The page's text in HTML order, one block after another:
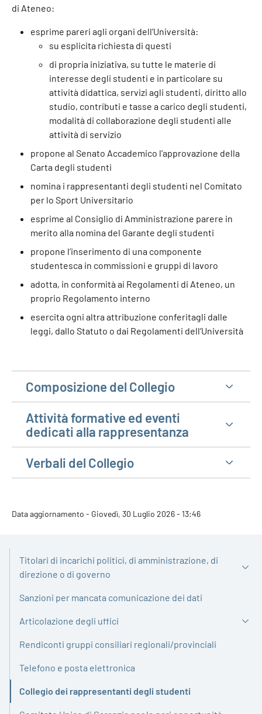
di Ateneo:
esprime pareri agli organi dell’Università:
su esplicita richiesta di questi
di propria iniziativa, su tutte le materie di
interesse degli studenti e in particolare su
attività didattica, servizi agli studenti, diritto allo
studio, contributi e tasse a carico degli studenti,
modalità di collaborazione degli studenti alle
attività di servizio
propone al Senato Accademico l’approvazione della
Carta degli studenti
nomina i rappresentanti degli studenti nel Comitato
per lo Sport Universitario
esprime al Consiglio di Amministrazione parere in
merito alla nomina del Garante degli studenti
propone l’inserimento di una componente
studentesca in commissioni e gruppi di lavoro
adotta, in conformità ai Regolamenti di Ateneo, un
proprio Regolamento interno
esercita ogni altra attribuzione conferitagli dalle
leggi, dallo Statuto o dai Regolamenti dell’Università
Composizione del Collegio
Attività formative ed eventi
dedicati alla rappresentanza
Verbali del Collegio
Data aggiornamento - Giovedì, 30 Luglio 2026 - 13:46
Titolari di incarichi politici, di amministrazione, di
direzione o di governo
Sanzioni per mancata comunicazione dei dati
Articolazione degli uffici
Rendiconti gruppi consiliari regionali/provinciali
Telefono e posta elettronica
Collegio dei rappresentanti degli studenti
Attivo